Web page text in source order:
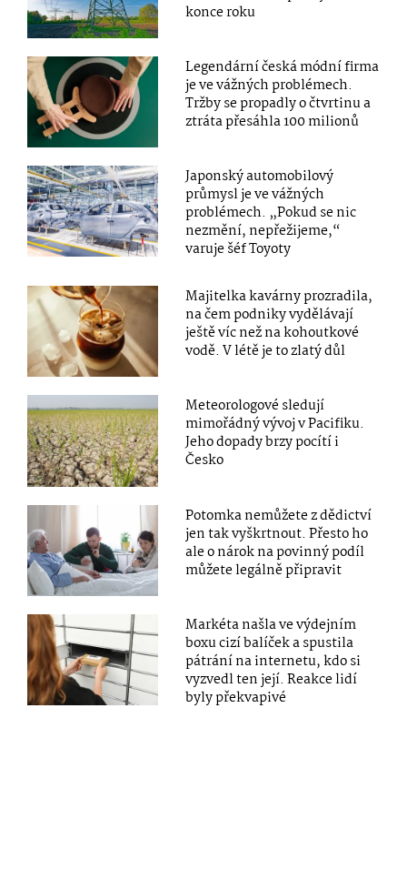
konce roku
Legendární česká módní firma
je ve vážných problémech.
Tržby se propadly o čtvrtinu a
ztráta přesáhla 100 milionů
Japonský automobilový
průmysl je ve vážných
problémech. „Pokud se nic
nezmění, nepřežijeme,“
varuje šéf Toyoty
Majitelka kavárny prozradila,
na čem podniky vydělávají
ještě víc než na kohoutkové
vodě. V létě je to zlatý důl
Meteorologové sledují
mimořádný vývoj v Pacifiku.
Jeho dopady brzy pocítí i
Česko
Potomka nemůžete z dědictví
jen tak vyškrtnout. Přesto ho
ale o nárok na povinný podíl
můžete legálně připravit
Markéta našla ve výdejním
boxu cizí balíček a spustila
pátrání na internetu, kdo si
vyzvedl ten její. Reakce lidí
byly překvapivé